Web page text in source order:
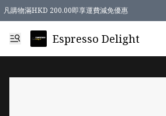
凡購物滿HKD 200.00即享運費減免優惠
Espresso Delight